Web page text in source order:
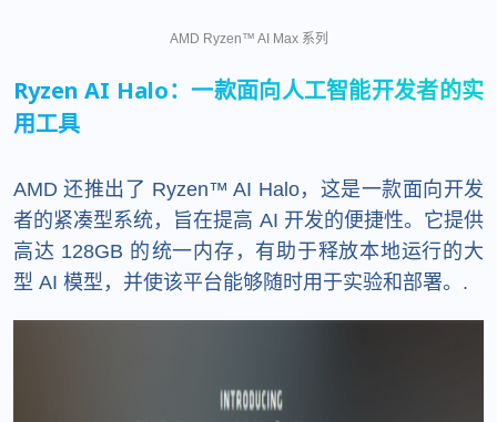
AMD Ryzen™ AI Max 系列
Ryzen AI Halo：一款面向人工智能开发者的实
用工具
AMD 还推出了 Ryzen™ AI Halo，这是一款面向开发
者的紧凑型系统，旨在提高 AI 开发的便捷性。它提供
高达 128GB 的​​统一内存，有助于释放本地运行的大
型 AI 模型，并使该平台能够随时用于实验和部署。.